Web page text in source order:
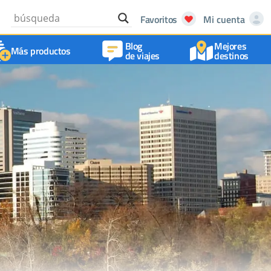
Favoritos Mi cuenta
Más productos Blog
de viajes
Mejores
destinos